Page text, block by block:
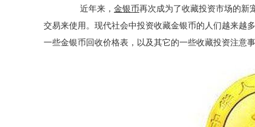
近年来， 金银币再次成为了收藏投资市场的新
交易来使用。现代社会中投资收藏金银币的人们越来越
一些金银币回收价格表，以及其它的一些收藏投资注意事